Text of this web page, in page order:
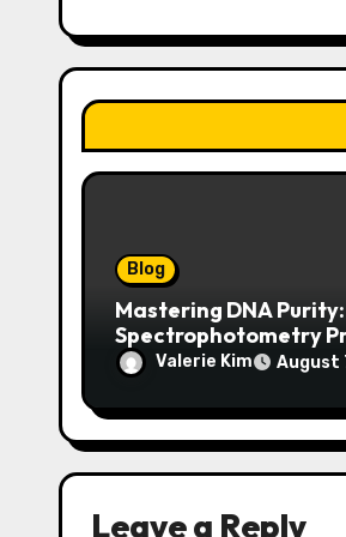
t
i
o
Blog
Mastering DNA
Spectrophotometry
Research Integrity
Valerie Kim August
Leave a Reply